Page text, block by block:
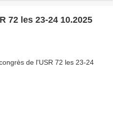
72 les 23-24 10.2025